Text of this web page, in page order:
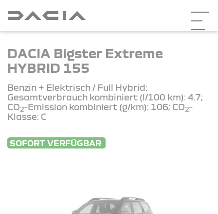
DACIA Bigster Extreme
HYBRID 155
Benzin + Elektrisch / Full Hybrid:
Gesamtverbrauch kombiniert (l/100 km): 4.7;
CO2-Emission kombiniert (g/km): 106; CO2-
Klasse: C
SOFORT VERFÜGBAR